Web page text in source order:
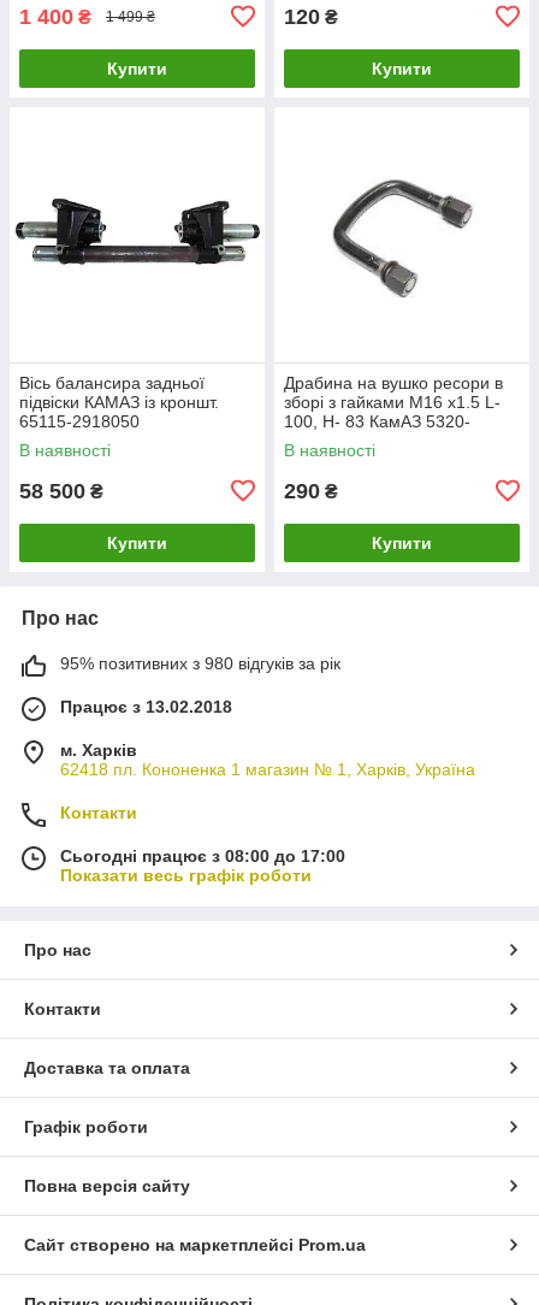
1 400 ₴ 1 499 ₴
Купити
120 ₴
Купити
Вісь балансира задньої
підвіски КАМАЗ із кроншт.
65115-2918050
В наявності
58 500 ₴
Купити
Драбина на вушко ресори в
зборі з гайками М16 х1.5 L-
100, Н- 83 КамАЗ 5320-
2912200
В наявності
290 ₴
Купити
Про нас
95% позитивних з 980 відгуків за рік
Працює з 13.02.2018
м. Харків
62418 пл. Кононенка 1 магазин № 1, Харків, Україна
Контакти
Сьогодні працює з 08:00 до 17:00
Показати весь графік роботи
Про нас
Контакти
Доставка та оплата
Графік роботи
Повна версія сайту
Сайт створено на маркетплейсі Prom.ua